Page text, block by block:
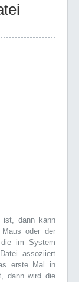
ist, dann kann
oder der
die im System
assoziiert
erste Mal in
dann wird die